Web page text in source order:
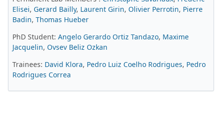
Elisei, Gerard Bailly, Laurent Girin, Olivier Perrotin, Pierre
Badin, Thomas Hueber
PhD Student: Angelo Gerardo Ortiz Tandazo, Maxime
Jacquelin, Ovsev Beliz Ozkan
Trainees: David Klora, Pedro Luiz Coelho Rodrigues, Pedro
Rodrigues Correa